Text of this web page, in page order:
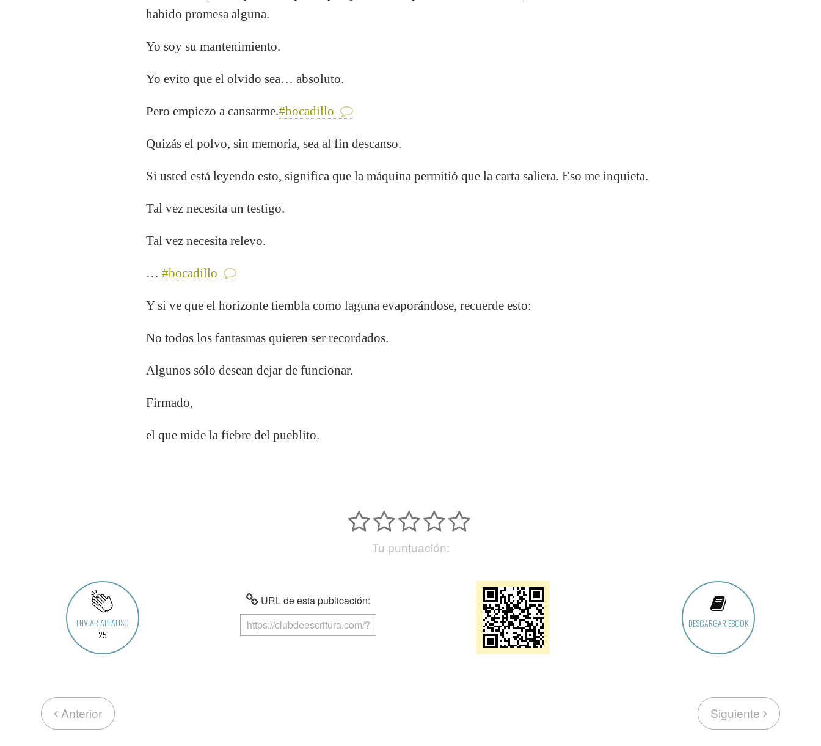
habido promesa alguna.
Yo soy su mantenimiento.
Yo evito que el olvido sea… absoluto.
Pero empiezo a cansarme.#bocadillo
Quizás el polvo, sin memoria, sea al fin descanso.
Si usted está leyendo esto, significa que la máquina permitió que la carta saliera. Eso me inquieta.
Tal vez necesita un testigo.
Tal vez necesita relevo.
…#bocadillo
Y si ve que el horizonte tiembla como laguna evaporándose, recuerde esto:
No todos los fantasmas quieren ser recordados.
Algunos sólo desean dejar de funcionar.
Firmado,
el que mide la fiebre del pueblito.
Tu puntuación:
ENVIAR APLAUSO
25
URL de esta publicación:
DESCARGAR EBOOK
Anterior Siguiente